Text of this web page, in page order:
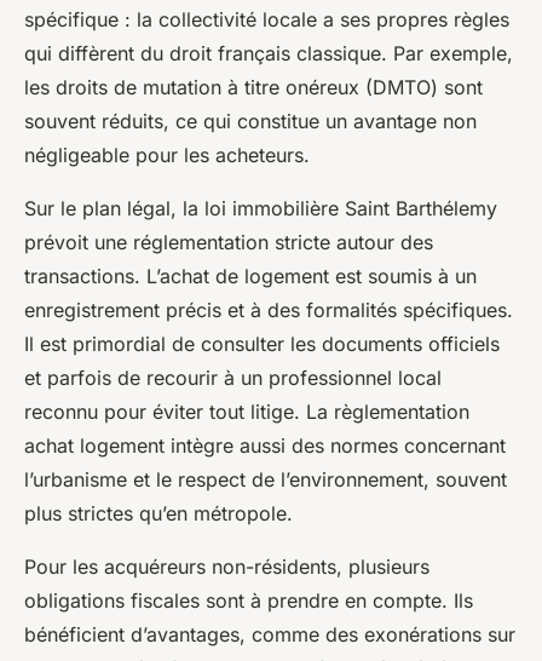
spécifique : la collectivité locale a ses propres règles
qui diffèrent du droit français classique. Par exemple,
les droits de mutation à titre onéreux (DMTO) sont
souvent réduits, ce qui constitue un avantage non
négligeable pour les acheteurs.
Sur le plan légal, la loi immobilière Saint Barthélemy
prévoit une réglementation stricte autour des
transactions. L’achat de logement est soumis à un
enregistrement précis et à des formalités spécifiques.
Il est primordial de consulter les documents officiels
et parfois de recourir à un professionnel local
reconnu pour éviter tout litige. La règlementation
achat logement intègre aussi des normes concernant
l’urbanisme et le respect de l’environnement, souvent
plus strictes qu’en métropole.
Pour les acquéreurs non-résidents, plusieurs
obligations fiscales sont à prendre en compte. Ils
bénéficient d’avantages, comme des exonérations sur